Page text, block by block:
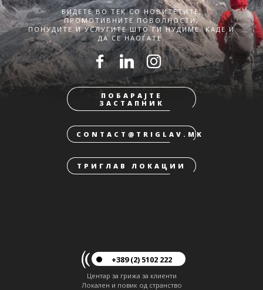
БИДЕТЕ ВО ТЕК СО НОВИТЕТИТЕ,
ПРОМОТИВНИТЕ ПОВОЛНОСТИ,
ПОНУДИТЕ И УСЛУГИТЕ ШТО ГИ НУДИМЕ. КАДЕ И
ДА СЕ НАОЃАТЕ.
ПОБАРАЈТЕ
ЗАСТАПНИК
CONTACT@TRIGLAV.MK
ТРИГЛАВ ЛОКАЦИИ
+389 (2) 5102 222
Центар за грижа за клиенти
Локален и повик од странство